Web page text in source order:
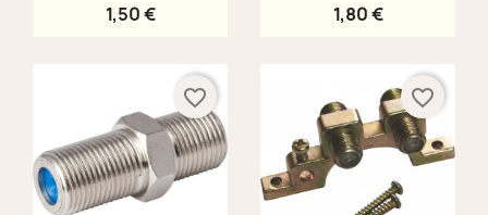
1,50 € 1,80 €
favorite_border favorite_border